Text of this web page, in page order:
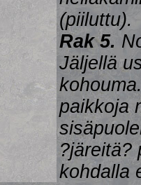
(piiluttu).
Rak 5.
Jäljellä
paikkoja
?järeitä?
kohdalla